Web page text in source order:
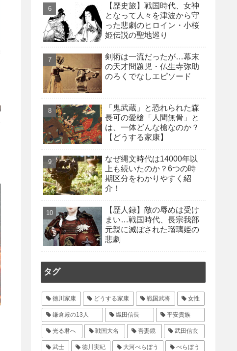
【歴史旅】戦国時代、女神
となって人々を津波から守
った悲劇のヒロイン・小桜
姫伝説の聖地巡り
剣術は一流だったが…幕末
の天才問題児・仏生寺弥助
のろくでなしエピソード
「鬼武蔵」と恐れられた森
長可の愛槍「人間無骨」と
は、一体どんな槍なのか？
【どうする家康】
なぜ縄文時代は14000年以
上も続いたのか？6つの時
期区分をわかりやすく紹
介！
【歴人録】敵の辱めは受け
まい…戦国時代、長宗我部
元親に滅ぼされた瑠璃姫の
悲劇
タグ
徳川家康 どうする家康 戦国武将 女性
鎌倉殿の13人 織田信長 平安貴族
光る君へ 戦国大名 吾妻鏡 武田信玄
武士 徳川実紀 大河べらぼう べらぼう